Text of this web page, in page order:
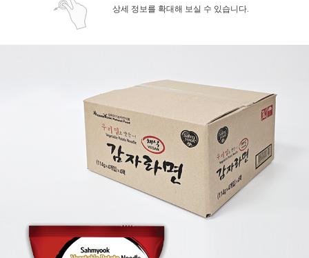
상세 정보를 확대해 보실 수 있습니다.